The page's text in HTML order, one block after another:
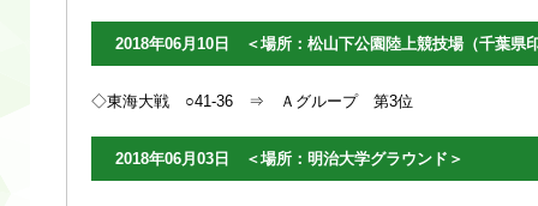
2018年06月10日 ＜場所：松山下公園陸上競技場（千葉県
◇東海大戦 ○41-36 ⇒ Ａグループ 第3位
2018年06月03日 ＜場所：明治大学グラウンド＞